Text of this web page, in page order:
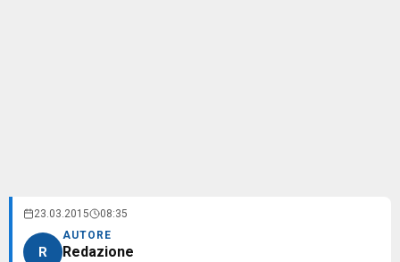
23.03.2015 08:35
R
AUTORE
Redazione